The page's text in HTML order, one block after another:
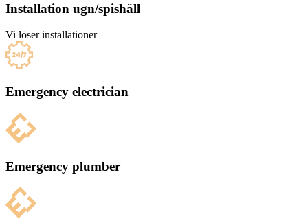
Installation ugn/spishäll
Vi löser installationer
Emergency electrician
Emergency plumber